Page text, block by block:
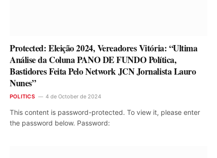
Protected: Eleição 2024, Vereadores Vitória: “Ultima
Análise da Coluna PANO DE FUNDO Política,
Bastidores Feita Pelo Network JCN Jornalista Lauro
Nunes”
POLITICS 4 de October de 2024
This content is password-protected. To view it, please enter
the password below. Password: